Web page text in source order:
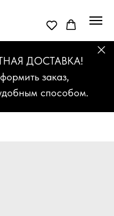
ДОСТАВКА!
заказ,
способом.